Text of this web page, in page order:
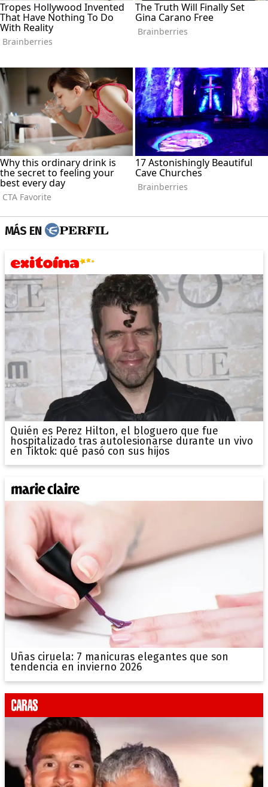
MÁS EN
Quién es Perez Hilton, el bloguero que fue
hospitalizado tras autolesionarse durante un vivo
en Tiktok: qué pasó con sus hijos
Uñas ciruela: 7 manicuras elegantes que son
tendencia en invierno 2026